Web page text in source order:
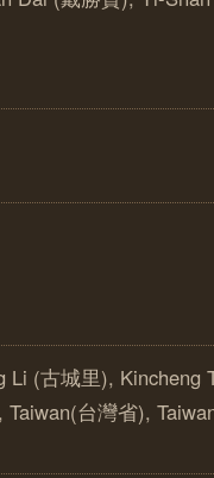
Li (古城里), Kincheng
台灣省),